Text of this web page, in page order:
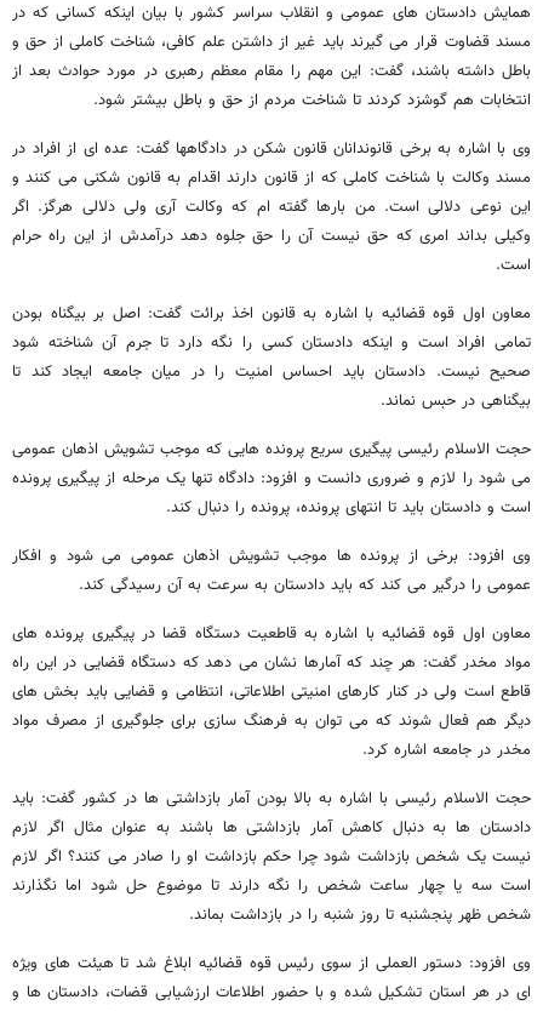
همایش دادستان های عمومی و انقلاب سراسر کشور با بیان اینکه کسانی که در
مسند قضاوت قرار می گیرند باید غیر از داشتن علم کافی، شناخت کاملی از حق و
باطل داشته باشند، گفت: این مهم را مقام معظم رهبری در مورد حوادث بعد از
انتخابات هم گوشزد کردند تا شناخت مردم از حق و باطل بیشتر شود.
وی با اشاره به برخی قانوندانان قانون شکن در دادگاهها گفت: عده ای از افراد در
مسند وکالت با شناخت کاملی که از قانون دارند اقدام به قانون شکنی می کنند و
این نوعی دلالی است. من بارها گفته ام که وکالت آری ولی دلالی هرگز. اگر
وکیلی بداند امری که حق نیست آن را حق جلوه دهد درآمدش از این راه حرام
است.
معاون اول قوه قضائیه با اشاره به قانون اخذ برائت گفت: اصل بر بیگناه بودن
تمامی افراد است و اینکه دادستان کسی را نگه دارد تا جرم آن شناخته شود
صحیح نیست. دادستان باید احساس امنیت را در میان جامعه ایجاد کند تا
بیگناهی در حبس نماند.
حجت الاسلام رئیسی پیگیری سریع پرونده هایی که موجب تشویش اذهان عمومی
می شود را لازم و ضروری دانست و افزود: دادگاه تنها یک مرحله از پیگیری پرونده
است و دادستان باید تا انتهای پرونده، پرونده را دنبال کند.
وی افزود: برخی از پرونده ها موجب تشویش اذهان عمومی می شود و افکار
عمومی را درگیر می کند که باید دادستان به سرعت به آن رسیدگی کند.
معاون اول قوه قضائیه با اشاره به قاطعیت دستگاه قضا در پیگیری پرونده های
مواد مخدر گفت: هر چند که آمارها نشان می دهد که دستگاه قضایی در این راه
قاطع است ولی در کنار کارهای امنیتی اطلاعاتی، انتظامی و قضایی باید بخش های
دیگر هم فعال شوند که می توان به فرهنگ سازی برای جلوگیری از مصرف مواد
مخدر در جامعه اشاره کرد.
حجت الاسلام رئیسی با اشاره به بالا بودن آمار بازداشتی ها در کشور گفت: باید
دادستان ها به دنبال کاهش آمار بازداشتی ها باشند به عنوان مثال اگر لازم
نیست یک شخص بازداشت شود چرا حکم بازداشت او را صادر می کنند؟ اگر لازم
است سه یا چهار ساعت شخص را نگه دارند تا موضوع حل شود اما نگذارند
شخص ظهر پنجشنبه تا روز شنبه را در بازداشت بماند.
وی افزود: دستور العملی از سوی رئیس قوه قضائیه ابلاغ شد تا هیئت های ویژه
ای در هر استان تشکیل شده و با حضور اطلاعات ارزشیابی قضات، دادستان ها و